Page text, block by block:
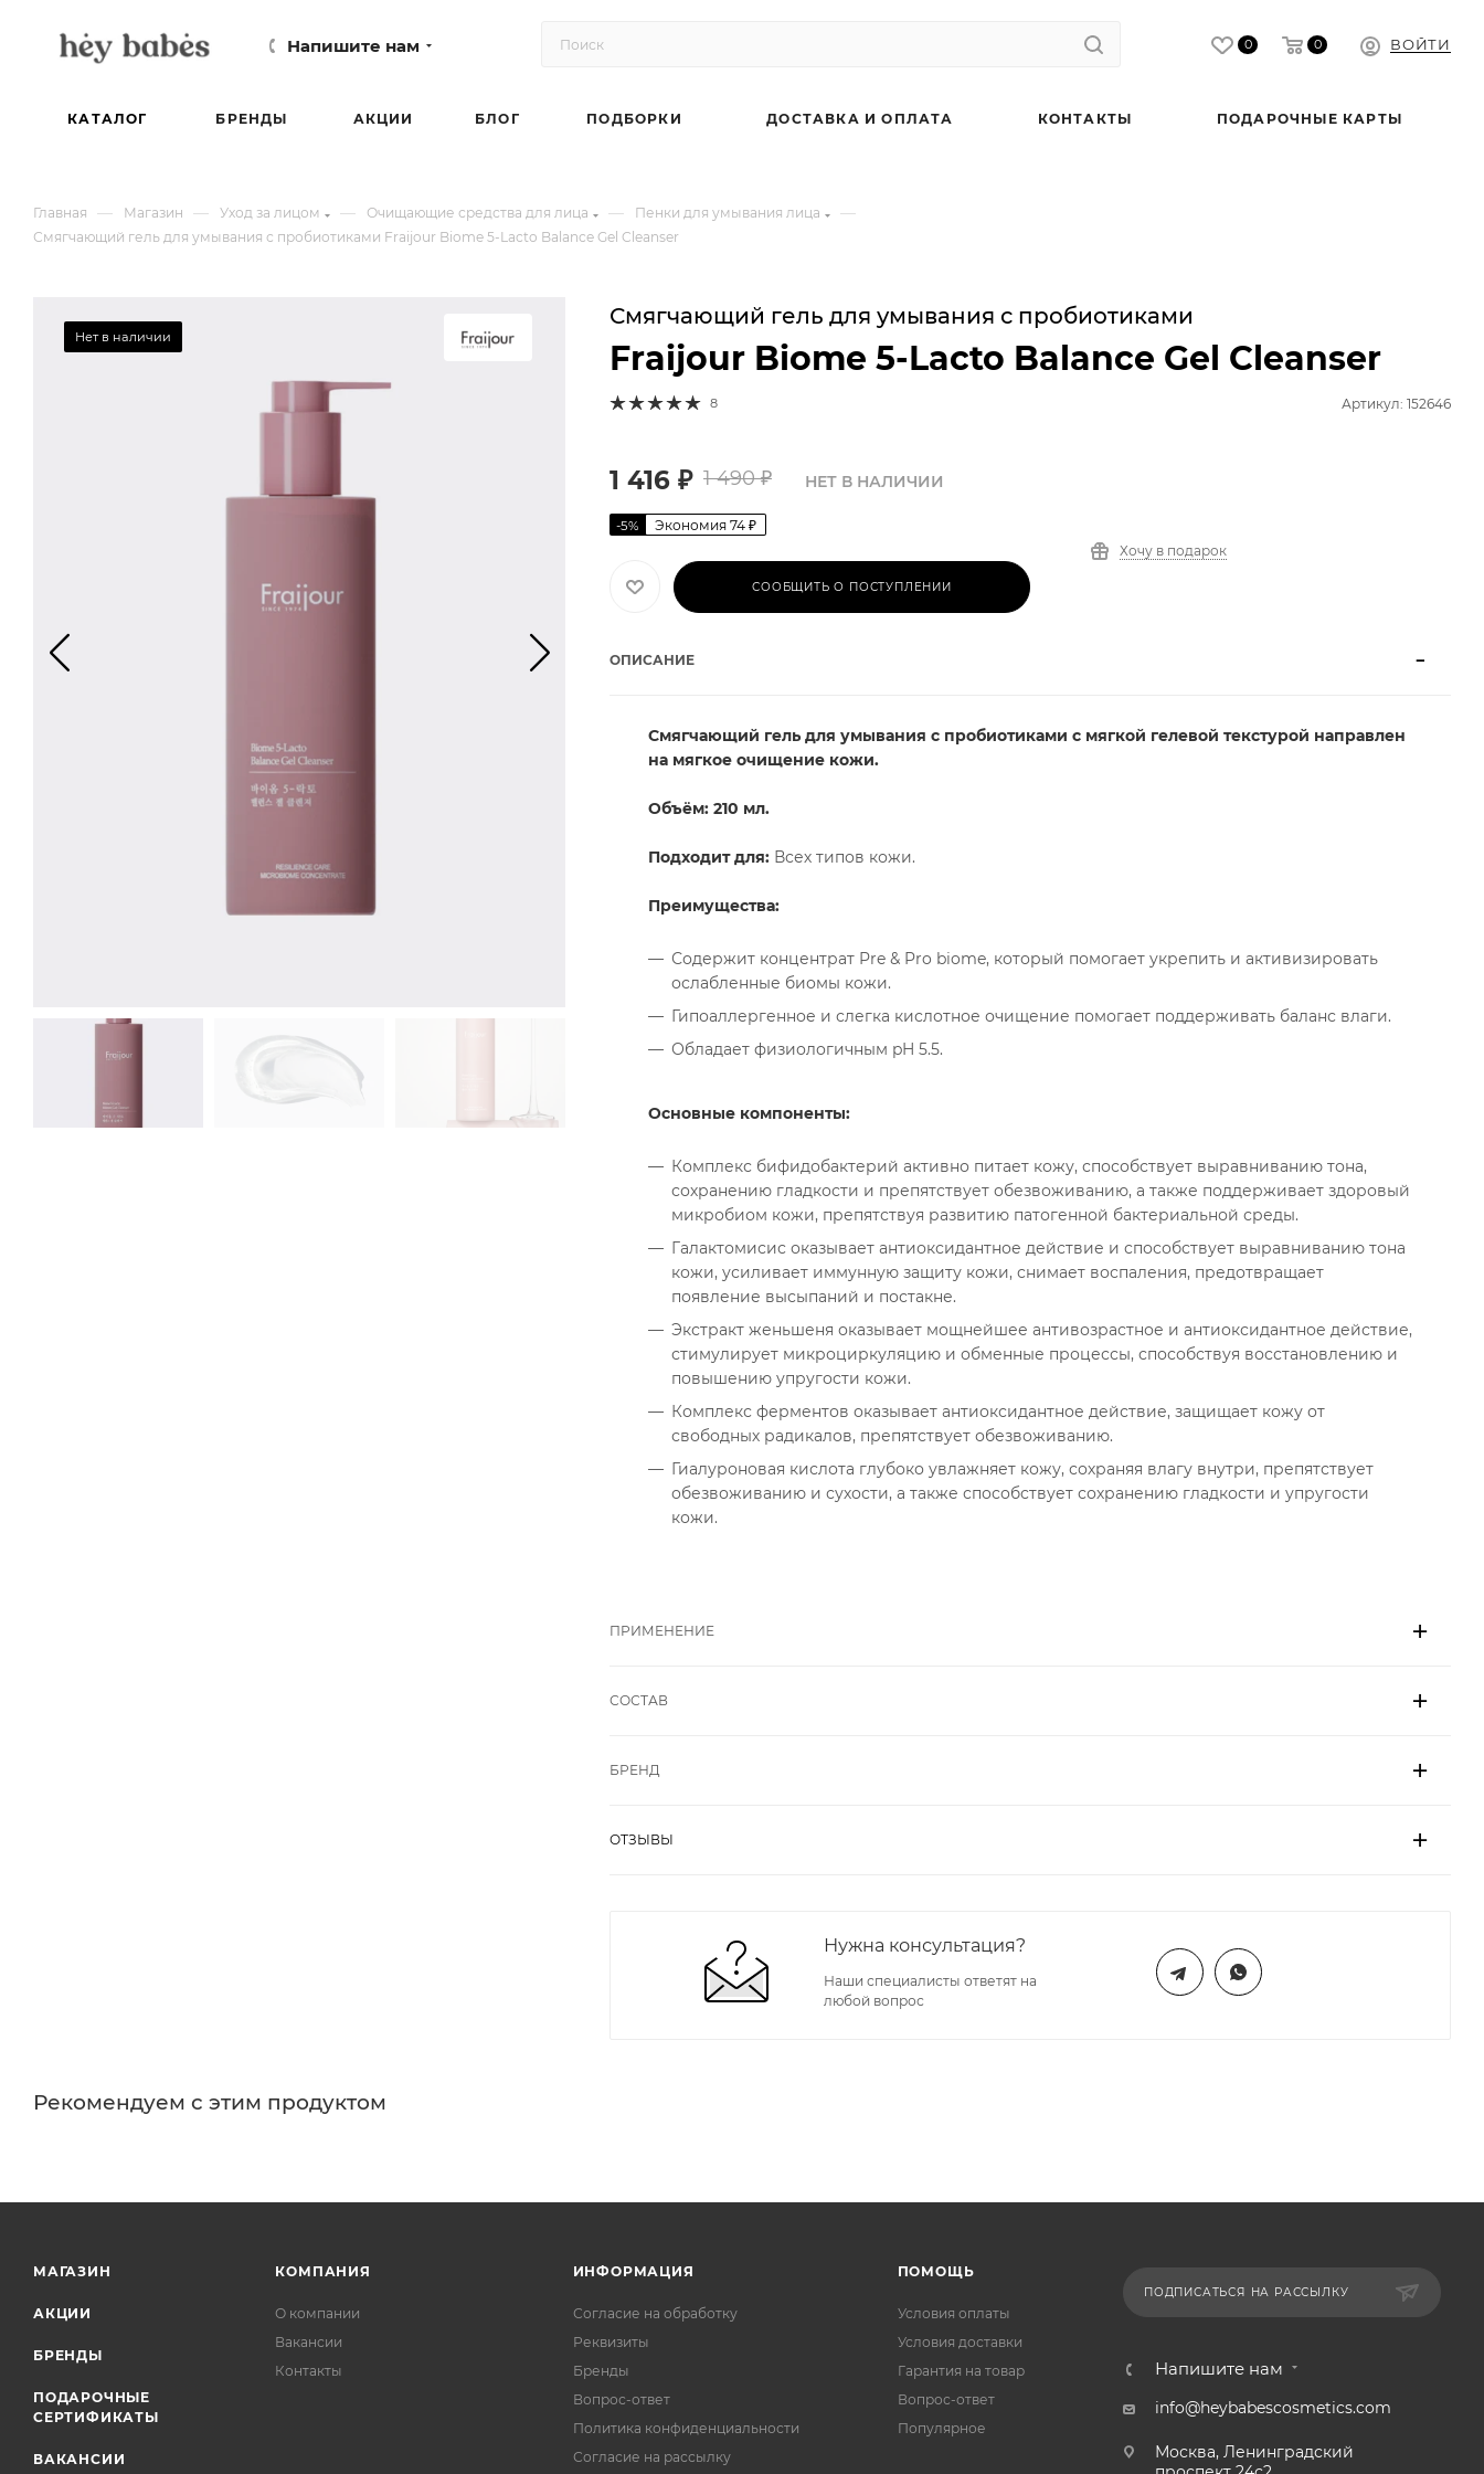
Напишите нам 0 0 ВОЙТИ
КАТАЛОГ БРЕНДЫ АКЦИИ БЛОГ ПОДБОРКИ ДОСТАВКА И ОПЛАТА КОНТАКТЫ ПОДАРОЧНЫЕ КАРТЫ
Главная — Магазин — Уход за лицом — Очищающие средства для лица — Пенки для умывания лица —
Смягчающий гель для умывания с пробиотиками Fraijour Biome 5-Lacto Balance Gel Cleanser
Нет в наличии
Смягчающий гель для умывания с пробиотиками
Fraijour Biome 5-Lacto Balance Gel Cleanser
8 Артикул: 152646
1 416 ₽ 1 490₽
-5% Экономия 74 ₽
НЕТ В НАЛИЧИИ
СООБЩИТЬ О ПОСТУПЛЕНИИ
Хочу в подарок
ОПИСАНИЕ
Смягчающий гель для умывания с пробиотиками с мягкой гелевой текстурой направлен
на мягкое очищение кожи.
Объём: 210 мл.
Подходит для: Всех типов кожи.
Преимущества:
Содержит концентрат Pre & Pro biome, который помогает укрепить и активизировать
ослабленные биомы кожи.
Гипоаллергенное и слегка кислотное очищение помогает поддерживать баланс влаги.
Обладает физиологичным pH 5.5.
Основные компоненты:
Комплекс бифидобактерий активно питает кожу, способствует выравниванию тона,
сохранению гладкости и препятствует обезвоживанию, а также поддерживает здоровый
микробиом кожи, препятствуя развитию патогенной бактериальной среды.
Галактомисис оказывает антиоксидантное действие и способствует выравниванию тона
кожи, усиливает иммунную защиту кожи, снимает воспаления, предотвращает
появление высыпаний и постакне.
Экстракт женьшеня оказывает мощнейшее антивозрастное и антиоксидантное действие,
стимулирует микроциркуляцию и обменные процессы, способствуя восстановлению и
повышению упругости кожи.
Комплекс ферментов оказывает антиоксидантное действие, защищает кожу от
свободных радикалов, препятствует обезвоживанию.
Гиалуроновая кислота глубоко увлажняет кожу, сохраняя влагу внутри, препятствует
обезвоживанию и сухости, а также способствует сохранению гладкости и упругости
кожи.
ПРИМЕНЕНИЕ
СОСТАВ
БРЕНД
ОТЗЫВЫ
Нужна консультация?
Наши специалисты ответят на
любой вопрос
Рекомендуем с этим продуктом
МАГАЗИН
АКЦИИ
БРЕНДЫ
ПОДАРОЧНЫЕ
СЕРТИФИКАТЫ
ВАКАНСИИ
КОМПАНИЯ
О компании
Вакансии
Контакты
ИНФОРМАЦИЯ
Согласие на обработку
Реквизиты
Бренды
Вопрос-ответ
Политика конфиденциальности
Согласие на рассылку
ПОМОЩЬ
Условия оплаты
Условия доставки
Гарантия на товар
Вопрос-ответ
Популярное
ПОДПИСАТЬСЯ НА РАССЫЛКУ
Напишите нам
info@heybabescosmetics.com
Москва, Ленинградский